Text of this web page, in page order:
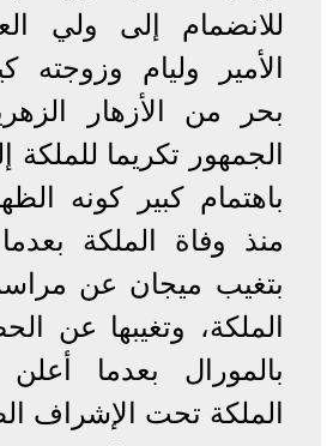
للانضمام إلى ولي
الأمير وليام وزوجته
بحر من الأزهار
الجمهور تكريما للملكة
باهتمام كبير كونه
منذ وفاة الملكة
بتغيب ميجان عن
الملكة، وتغيبها عن
بالمورال بعدما
الملكة تحت الإشراف